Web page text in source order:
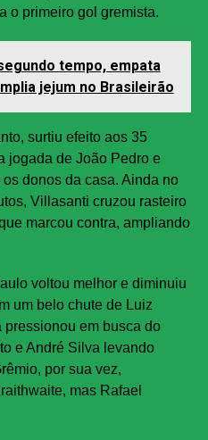
o primeiro gol gremista.
tempo, empata
jejum no Brasileirão
surtiu efeito aos 35
jogada de João Pedro e
donos da casa. Ainda no
Villasanti cruzou rasteiro
marcou contra, ampliando
voltou melhor e diminuiu
um belo chute de Luiz
pressionou em busca do
e André Silva levando
por sua vez,
mas Rafael